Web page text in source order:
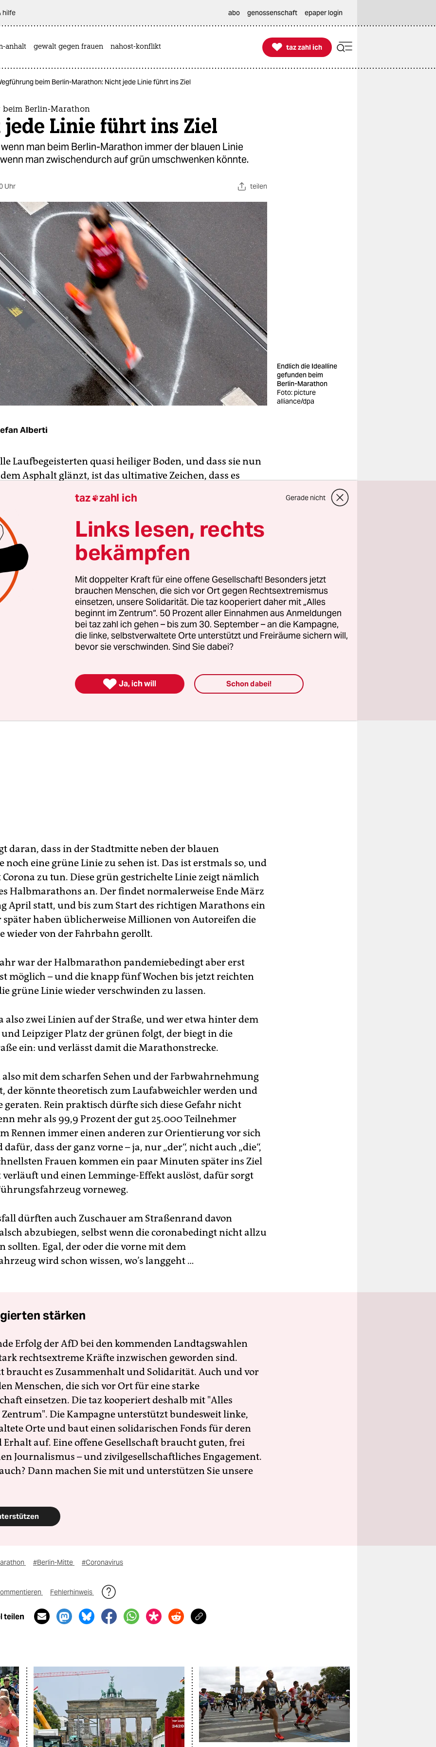
hilfe abo genossenschaft epaper login
anhalt gewalt gegen frauen nahost-konflikt 
taz zahl ich
taz zahl ich
beim Berlin-Marathon: Nicht jede Linie führt ins Ziel
beim Berlin-Marathon
Linie führt ins Ziel
man beim Berlin-Marathon immer der blauen Linie
man zwischendurch auf grün umschwenken könnte.
Uhr teilen
Endlich die Idealline
gefunden beim
Berlin-Marathon
Foto: picture
alliance/dpa
Alberti
Laufbegeisterten quasi heiliger Boden, und dass sie nun
Asphalt glänzt, ist das ultimative Zeichen, dass es
des Berlin-Marathons am Sonntag anzeigt. Sie ist
Ideallinie. Wer auf ihr unterwegs ist, verschenkt keinen
keine Sekunde. Jeweils ein paar Tage vor dem Start ist
da, nachts zu verkehrsschwacher Zeit aufgemalt.
Jahr ist pandemiebedingt wie so vieles auch die Sache
anders. Und das nicht etwa wegen der roten Linie, die
Franziska Giffey – am Sonntag gleichfalls bei
am Start, wenn auch einem ganz anderen – beim
gezogen hat und damit auf Distanz zur Linkspartei
daran, dass in der Stadtmitte neben der blauen
noch eine grüne Linie zu sehen ist. Das ist erstmals so, und
zu tun. Diese grün gestrichelte Linie zeigt nämlich
Halbmarathons an. Der findet normalerweise Ende März
April statt, und bis zum Start des richtigen Marathons ein
später haben üblicherweise Millionen von Autoreifen die
wieder von der Fahrbahn gerollt.
war der Halbmarathon pandemiebedingt aber erst
möglich – und die knapp fünf Wochen bis jetzt reichten
grüne Linie wieder verschwinden zu lassen.
also zwei Linien auf der Straße, und wer etwa hinter dem
Leipziger Platz der grünen folgt, der biegt in die
ein: und verlässt damit die Marathonstrecke.
also mit dem scharfen Sehen und der Farbwahrnehmung
der könnte theoretisch zum Laufabweichler werden und
geraten. Rein praktisch dürfte sich diese Gefahr nicht
mehr als 99,9 Prozent der gut 25.000 Teilnehmer
Rennen immer einen anderen zur Orientierung vor sich
dafür, dass der ganz vorne – ja, nur „der“, nicht auch „die“,
Frauen kommen ein paar Minuten später ins Ziel
verläuft und einen Lemminge-Effekt auslöst, dafür sorgt
vorneweg.
dürften auch Zuschauer am Straßenrand davon
abzubiegen, selbst wenn die coronabedingt nicht allzu
sollten. Egal, der oder die vorne mit dem
wird schon wissen, wo’s langgeht …
stärken
Erfolg der AfD bei den kommenden Landtagswahlen
rechtsextreme Kräfte inzwischen geworden sind.
braucht es Zusammenhalt und Solidarität. Auch und vor
Menschen, die sich vor Ort für eine starke
einsetzen. Die taz kooperiert deshalb mit "Alles
Die Kampagne unterstützt bundesweit linke,
Orte und baut einen solidarischen Fonds für deren
Erhalt auf. Eine offene Gesellschaft braucht guten, frei
Journalismus – und zivilgesellschaftliches Engagement.
Dann machen Sie mit und unterstützen Sie unsere
#Berlin-Mitte #Coronavirus
Fehlerhinweis
teilen
taz zahl ich Gerade nicht
Links lesen, rechts
bekämpfen
Mit doppelter Kraft für eine offene Gesellschaft! Besonders jetzt
brauchen Menschen, die sich vor Ort gegen Rechtsextremismus
einsetzen, unsere Solidarität. Die taz kooperiert daher mit „Alles
beginnt im Zentrum“. 50 Prozent aller Einnahmen aus Anmeldungen
bei taz zahl ich gehen – bis zum 30. September – an die Kampagne,
die linke, selbstverwaltete Orte unterstützt und Freiräume sichern will,
bevor sie verschwinden. Sind Sie dabei?
 Ja, ich will Schon dabei!